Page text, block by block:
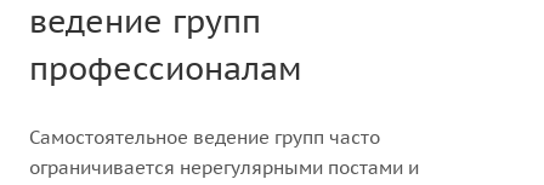
ведение групп
профессионалам
Самостоятельное ведение групп часто
ограничивается нерегулярными постами и